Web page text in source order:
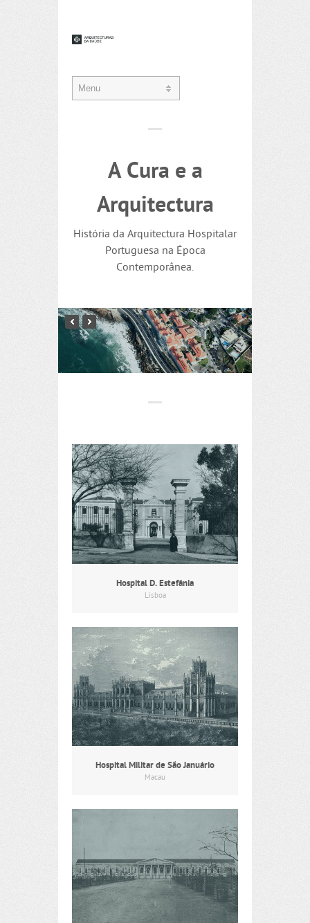
A Cura e a
Arquitectura
História da Arquitectura Hospitalar
Portuguesa na Época
Contemporânea.
Hospital D. Estefânia
Lisboa
Hospital Militar de São Januário
Macau